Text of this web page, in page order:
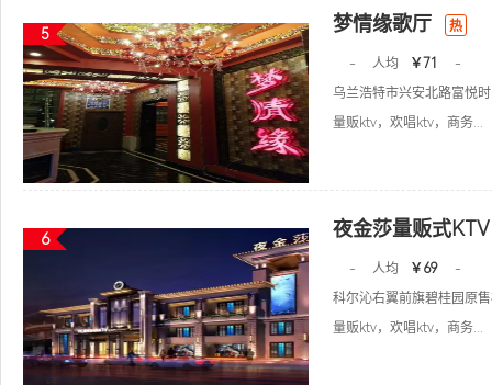
5 梦情缘歌厅 热
- 人均 ￥71
-
乌兰浩特市兴安北路富悦
量贩ktv，欢唱ktv，商务...
6 夜金莎量贩式
- 人均 ￥69
-
科尔沁右翼前旗碧桂园原
量贩ktv，欢唱ktv，商务...